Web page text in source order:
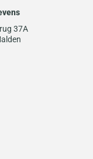
37A